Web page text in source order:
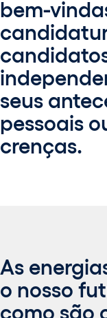
bem-
seus
pessoais
crenças.
As
o nosso
como são